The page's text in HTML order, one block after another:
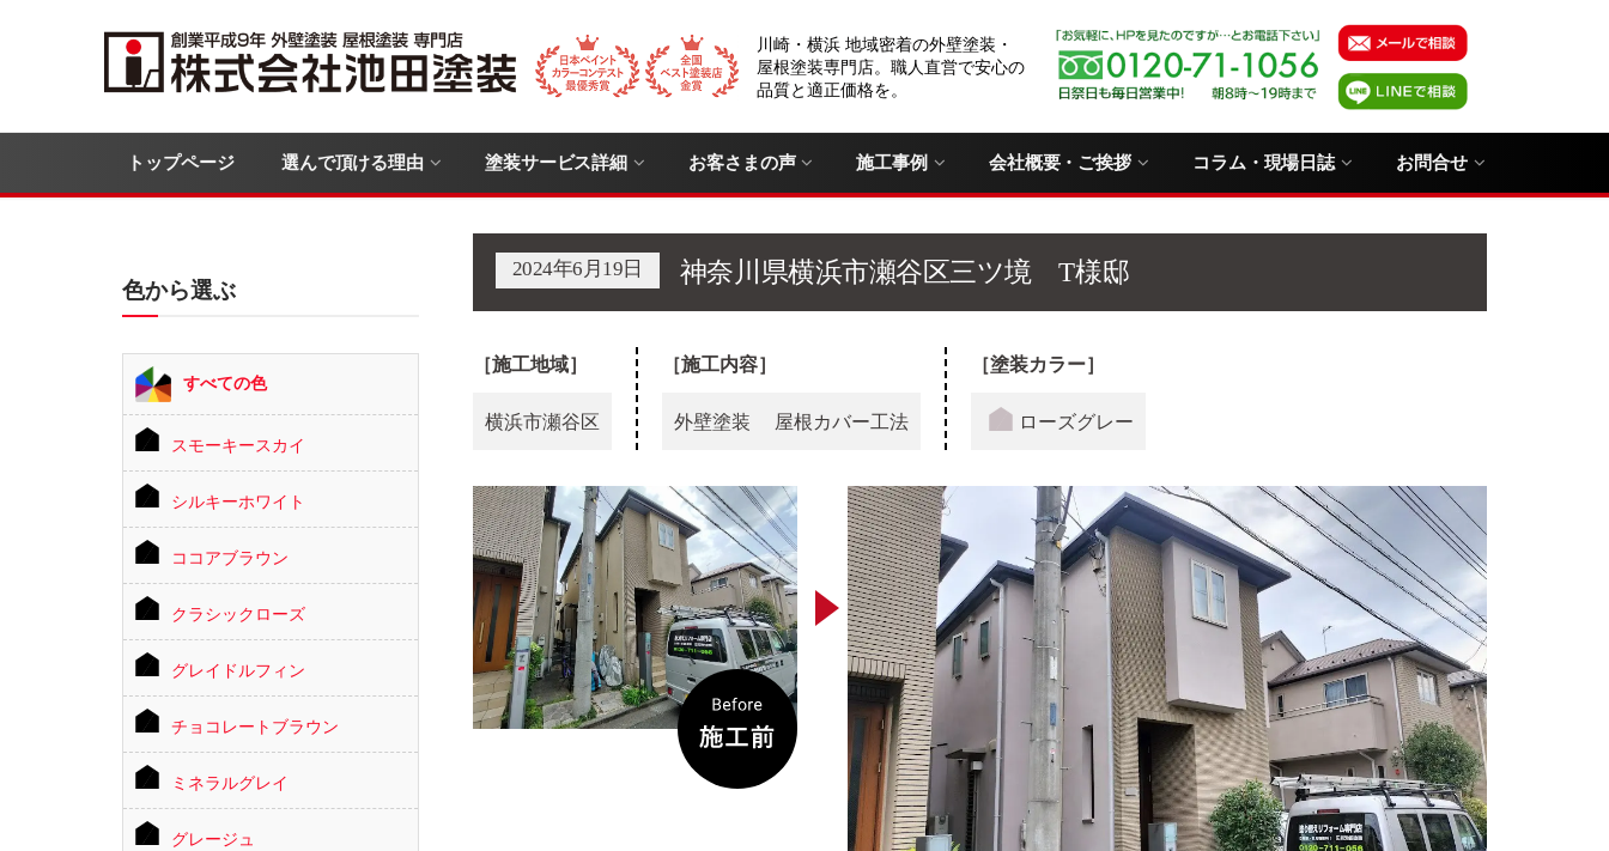
川崎・横浜 地域密着の外壁塗装・
屋根塗装専門店。職人直営で安心の
品質と適正価格を。
トップページ 選んで頂ける理由 塗装サービス詳細 お客さまの声 施工事例 会社概要・ご挨拶 コラム・現場日誌 お問合せ
2024年6月19日 神奈川県横浜市瀬谷区三ツ境 T様邸
［施工地域］
横浜市瀬谷区
［施工内容］
外壁塗装 屋根カバー工法
［塗装カラー］
ローズグレー
色から選ぶ
すべての色
スモーキースカイ
シルキーホワイト
ココアブラウン
クラシックローズ
グレイドルフィン
チョコレートブラウン
ミネラルグレイ
グレージュ